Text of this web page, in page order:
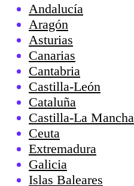
Andalucía
Aragón
Asturias
Canarias
Cantabria
Castilla-León
Cataluña
Castilla-La Mancha
Ceuta
Extremadura
Galicia
Islas Baleares